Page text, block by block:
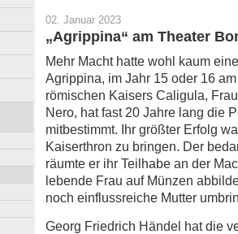
02. Januar 2023
„Agrippina“ am Theater
Mehr Macht hatte wohl kaum
Agrippina, im Jahr 15 oder 16
römischen Kaisers Caligula,
Nero, hat fast 20 Jahre lang die
mitbestimmt. Ihr größter Erfolg
Kaiserthron zu bringen. Der
räumte er ihr Teilhabe an der
lebende Frau auf Münzen
noch einflussreiche Mutter
Georg Friedrich Händel hat die